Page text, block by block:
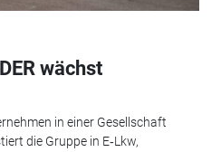
wächst
in einer Gesellschaft
die Gruppe in E‑Lkw,